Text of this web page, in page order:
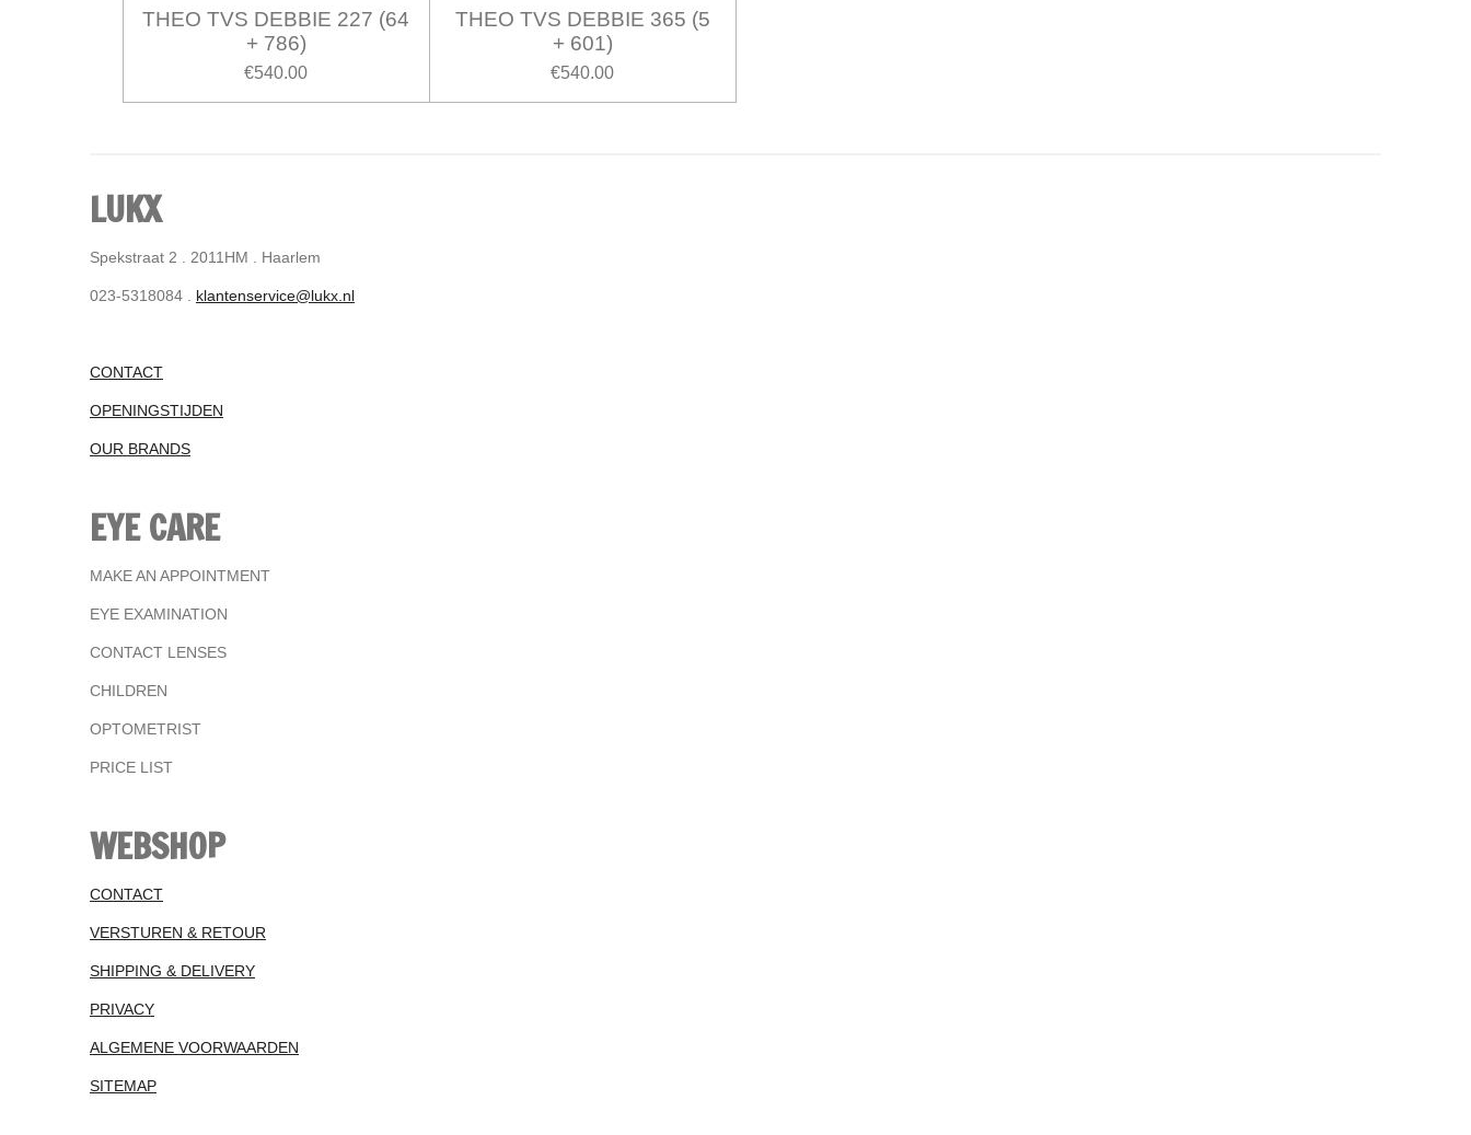
THEO TVS DEBBIE 227 (64
+ 786)
€540.00
THEO TVS DEBBIE 365 (5
+ 601)
€540.00
LUKX
Spekstraat 2 . 2011HM . Haarlem
023-5318084 . klantenservice@lukx.nl
CONTACT
OPENINGSTIJDEN
OUR BRANDS
EYE CARE
MAKE AN APPOINTMENT
EYE EXAMINATION
CONTACT LENSES
CHILDREN
OPTOMETRIST
PRICE LIST
WEBSHOP
CONTACT
VERSTUREN & RETOUR
SHIPPING & DELIVERY
PRIVACY
ALGEMENE VOORWAARDEN
SITEMAP